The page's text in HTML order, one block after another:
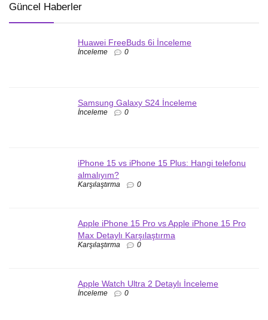
Güncel Haberler
Huawei FreeBuds 6i İnceleme
İnceleme 0
Samsung Galaxy S24 İnceleme
İnceleme 0
iPhone 15 vs iPhone 15 Plus: Hangi telefonu
almalıyım?
Karşılaştırma 0
Apple iPhone 15 Pro vs Apple iPhone 15 Pro
Max Detaylı Karşılaştırma
Karşılaştırma 0
Apple Watch Ultra 2 Detaylı İnceleme
İnceleme 0